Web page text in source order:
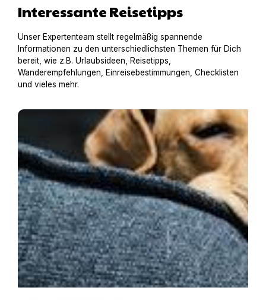
Interessante Reisetipps
Unser Expertenteam stellt regelmäßig spannende
Informationen zu den unterschiedlichsten Themen für Dich
bereit, wie z.B. Urlaubsideen, Reisetipps,
Wanderempfehlungen, Einreisebestimmungen, Checklisten
und vieles mehr.
An alles gedacht? – Die Hundegepäck-Checkliste